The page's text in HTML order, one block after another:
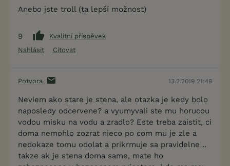
Anebo jste troll (ta lepší možnost)
9
Kvalitní příspěvek
Nahlásit
Citovat
Potvora 13.2.2019 21:48
Neviem ako stare je stena, ale otazka je kedy bolo
naposledy odcervene? a vyumyvali ste mu horucou
vodou misku na vodu a zradlo? Este treba zaistit, ci
doma nemohlo zozrat nieco po com mu je zle a
nedokaze tomu odolat a prikrmuje sa pravidelne ..
takze ak je stena doma same, mate ho